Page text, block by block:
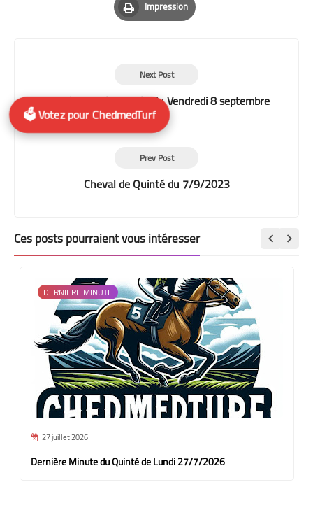
Impression
Print
Next Post
Tiercé Quarté Quinté+ du Vendredi 8 septembre
2023
Prev Post
Cheval de Quinté du 7/9/2023
Ces posts pourraient vous intéresser
DERNIERE MINUTE
27 juillet 2026
Dernière Minute du Quinté de Lundi 27/7/2026
🗳️ Votez pour ChedmedTurf